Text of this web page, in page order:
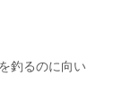
釣るのに向い